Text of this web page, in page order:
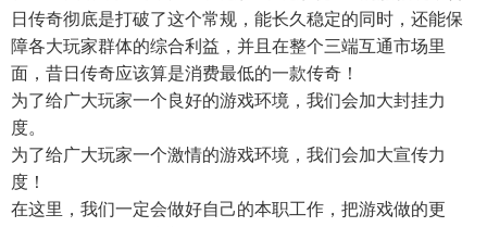
日传奇彻底是打破了这个常规，能长久稳定的同时，还能保
障各大玩家群体的综合利益，并且在整个三端互通市场里
面，昔日传奇应该算是消费最低的一款传奇！
为了给广大玩家一个良好的游戏环境，我们会加大封挂力
度。
为了给广大玩家一个激情的游戏环境，我们会加大宣传力
度！
在这里，我们一定会做好自己的本职工作，把游戏做的更